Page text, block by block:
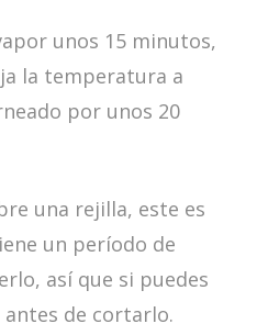
unos 15 minutos,
la temperatura a
por unos 20
una rejilla, este es
un período de
así que si puedes
antes de cortarlo.